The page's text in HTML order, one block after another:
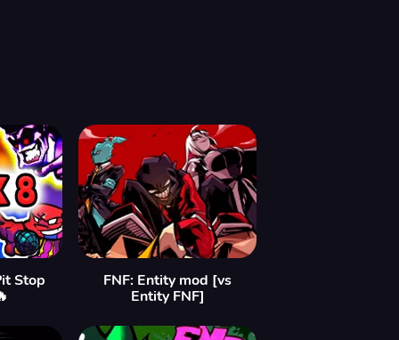
Stop
FNF: Entity mod [vs
Entity FNF]